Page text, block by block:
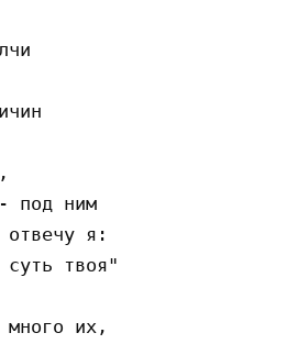
под ним
я:
твоя"
их,